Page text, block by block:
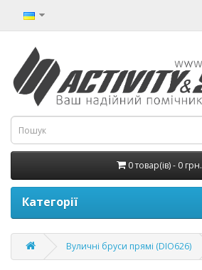
0 товар(ів) - 0 грн.
Категорії
Вуличні бруси прямі (DIO626)